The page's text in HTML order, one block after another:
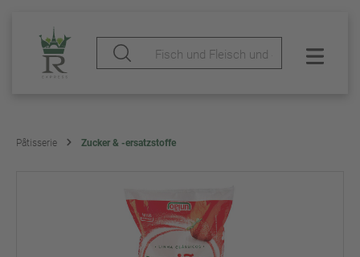
Pâtisserie Zucker & -ersatzstoffe